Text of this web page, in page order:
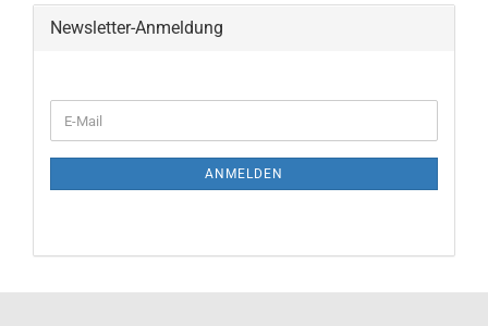
Newsletter-Anmeldung
ZUR
E-
Mail
ANMELDEN